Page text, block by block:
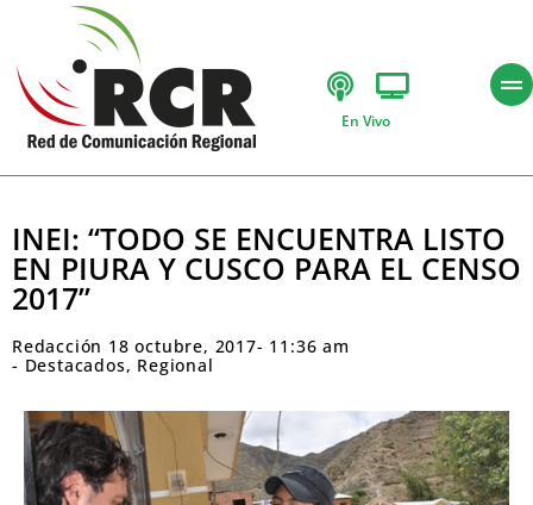
En Vivo
INEI: “TODO SE ENCUENTRA LISTO
EN PIURA Y CUSCO PARA EL CENSO
2017”
Redacción 18 octubre, 2017- 11:36 am
- Destacados, Regional